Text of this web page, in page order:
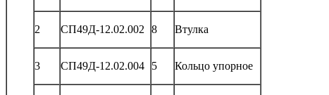
2 СП49Д-12.02.002 8 Втулка
3 СП49Д-12.02.004 5 Кольцо упорное